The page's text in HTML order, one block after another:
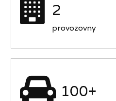
2
provozovny
100+